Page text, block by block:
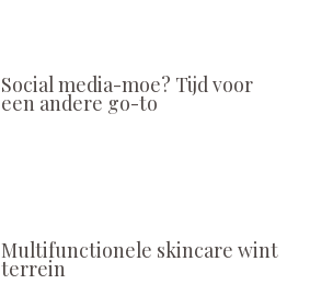
Social media-moe? Tijd voor
een andere go-to
Multifunctionele skincare wint
terrein